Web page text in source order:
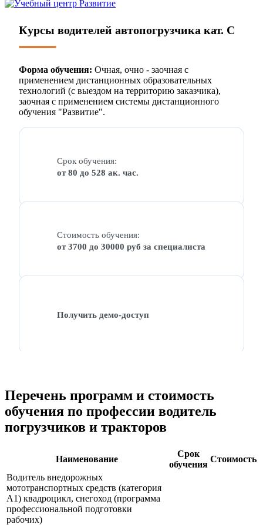
Курсы водителей автопогрузчика кат. C
Форма обучения: Очная, очно - заочная с
применением дистанционных образовательных
технологий (с выездом на территорию заказчика),
заочная с применением системы дистанционного
обучения "Развитие".
Срок обучения:
от 80 до 528 ак. час.
Стоимость обучения:
от 3700 до 30000 руб за специалиста
Получить демо-доступ
Перечень программ и стоимость
обучения по профессии водитель
погрузчиков и тракторов
Наименование
Срок
обучения
Стоимость
Водитель внедорожных
мототранспортных средств (категория
А1) квадроцикл, снегоход (программа
профессиональной подготовки
рабочих)